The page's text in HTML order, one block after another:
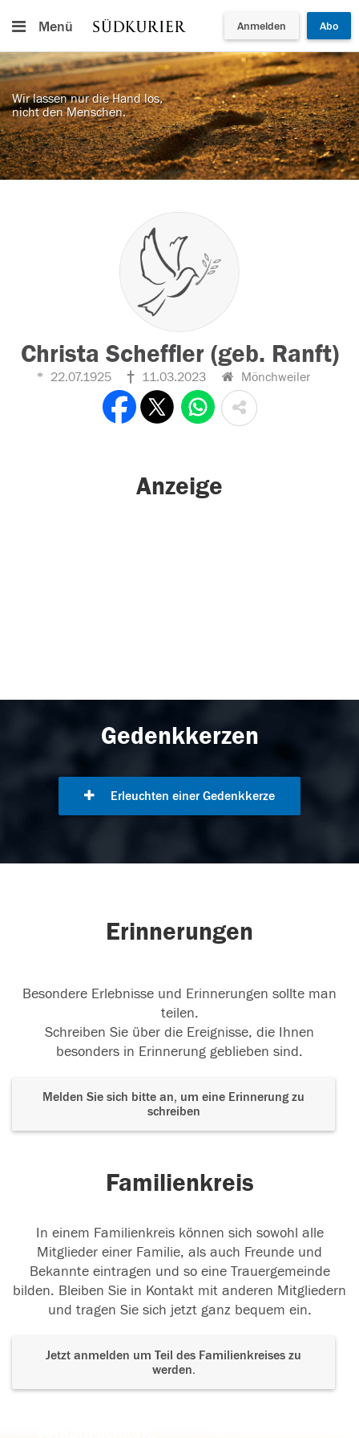
Menü Anmelden Abo
Wir lassen nur die Hand los,
nicht den Menschen.
Christa Scheffler (geb. Ranft)
22.07.1925 11.03.2023 Mönchweiler
Anzeige
Gedenkkerzen
Erleuchten einer Gedenkkerze
Erinnerungen
Besondere Erlebnisse und Erinnerungen sollte man
teilen.
Schreiben Sie über die Ereignisse, die Ihnen
besonders in Erinnerung geblieben sind.
Melden Sie sich bitte an, um eine Erinnerung zu
schreiben
Familienkreis
In einem Familienkreis können sich sowohl alle
Mitglieder einer Familie, als auch Freunde und
Bekannte eintragen und so eine Trauergemeinde
bilden. Bleiben Sie in Kontakt mit anderen Mitgliedern
und tragen Sie sich jetzt ganz bequem ein.
Jetzt anmelden um Teil des Familienkreises zu
werden.